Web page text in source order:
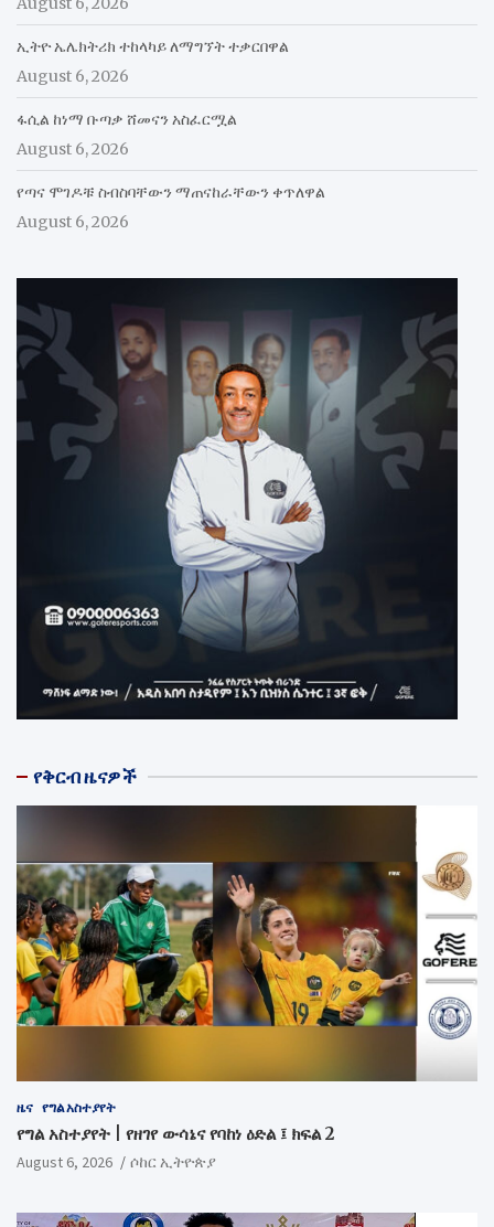
ኢትዮ ኤሌክትሪክ ተከላካይ ለማግኘት ተቃርበዋል
August 6, 2026
ፋሲል ከነማ ቡጣቃ ሸመናን አስፈርሟል
August 6, 2026
የጣና ሞገዶቹ ስብስባቸውን ማጠናከራቸውን ቀጥለዋል
August 6, 2026
የቅርብ ዜናዎች
ዜና የግል አስተያየት
የግል አስተያየት | የዘገየ ውሳኔና የባከነ ዕድል ፤ ክፍል 2
August 6, 2026 ሶከር ኢትዮጵያ